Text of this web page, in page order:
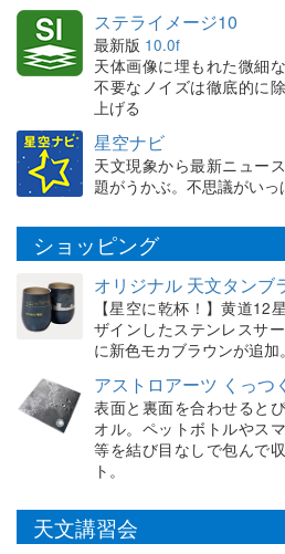
ステライメージ10
最新版 10.0f
天体画像に埋もれた微細
不要なノイズは徹底的に
上げる
星空ナビ
天文現象から最新ニュー
題がうかぶ。不思議がい
ショッピング
オリジナル 天文タンブ
【星空に乾杯！】黄道12
ザインしたステンレスサ
に新色モカブラウンが追加。
アストロアーツ くっつ
表面と裏面を合わせると
オル。ペットボトルやス
等を結び目なしで包んで
ト。
天文講習会